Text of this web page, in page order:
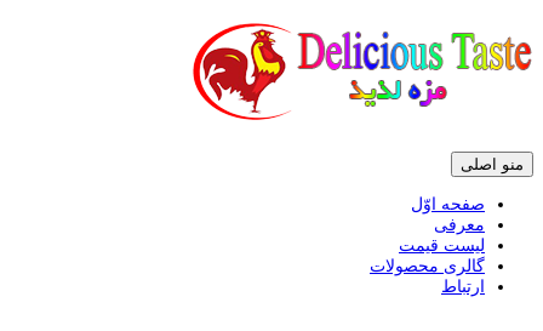
منو اصلی پرش
به
محتوی
صفحه اوّل
معرفی
لیست قیمت
گالری محصولات
ارتباط